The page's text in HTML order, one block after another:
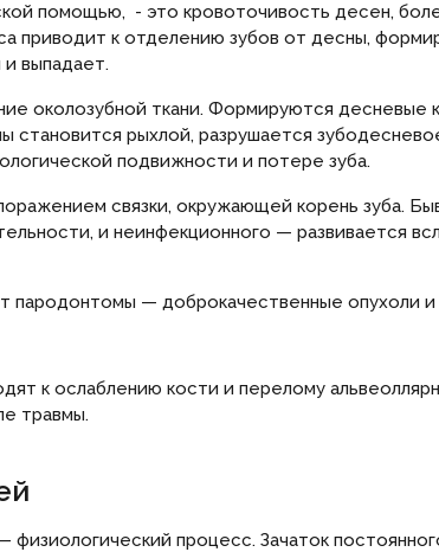
помощью, - это кровоточивость десен,
приводит к отделению зубов от десны,
и выпадает.
околозубной ткани. Формируются десневые
становится рыхлой, разрушается
подвижности и потере зуба.
связки, окружающей корень зуба.
и неинфекционного — развивается
пародонтомы — доброкачественные опухоли
к ослаблению кости и перелому
травмы.
процесс. Зачаток